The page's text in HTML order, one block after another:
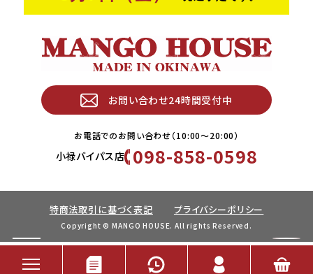
お問い合わせ24時間受付中
お電話でのお問い合わせ（10:00〜20:00）
小禄バイパス店 098-858-0598
特商法取引に基づく表記 プライバシーポリシー
Copyright © MANGO HOUSE. All rights Reserved.